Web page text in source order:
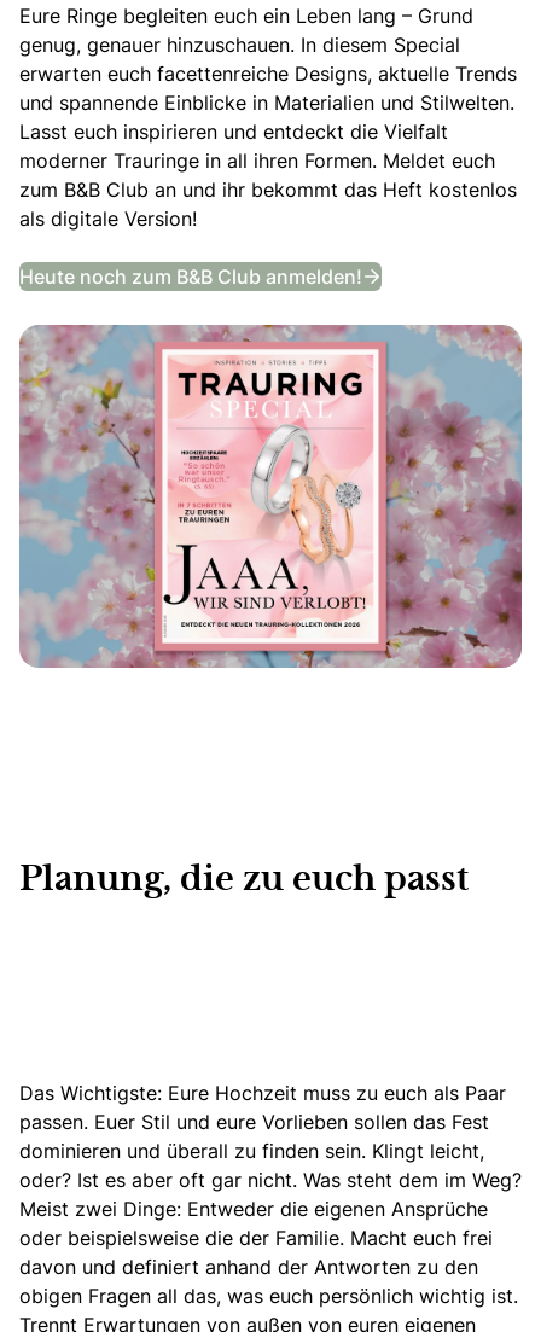
Eure Ringe begleiten euch ein Leben lang – Grund
genug, genauer hinzuschauen. In diesem Special
erwarten euch facettenreiche Designs, aktuelle Trends
und spannende Einblicke in Materialien und Stilwelten.
Lasst euch inspirieren und entdeckt die Vielfalt
moderner Trauringe in all ihren Formen. Meldet euch
zum B&B Club an und ihr bekommt das Heft kostenlos
als digitale Version!
Heute noch zum B&B Club anmelden! Trauring Special
Planung, die zu euch passt
Das Wichtigste: Eure Hochzeit muss zu euch als Paar
passen. Euer Stil und eure Vorlieben sollen das Fest
dominieren und überall zu finden sein. Klingt leicht,
oder? Ist es aber oft gar nicht. Was steht dem im Weg?
Meist zwei Dinge: Entweder die eigenen Ansprüche
oder beispielsweise die der Familie. Macht euch frei
davon und definiert anhand der Antworten zu den
obigen Fragen all das, was euch persönlich wichtig ist.
Trennt Erwartungen von außen von euren eigenen